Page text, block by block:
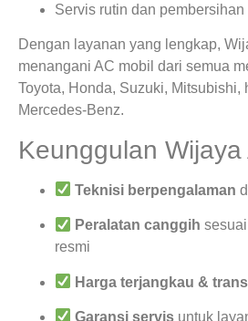
Servis rutin dan pembersihan
Dengan layanan yang lengkap,
menangani AC mobil dari semua
Toyota, Honda, Suzuki, Mitsubishi,
Mercedes-Benz.
Keunggulan Wijaya
Teknisi berpengalaman
Peralatan canggih
resmi
Harga terjangkau &
Garansi servis untuk